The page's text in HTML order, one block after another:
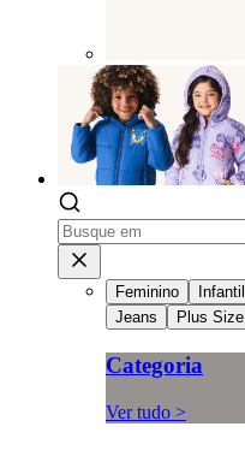
Feminino Infantil
Jeans
Plus Size
Categoria
Ver tudo >